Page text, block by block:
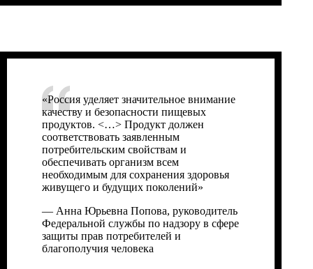
«Россия уделяет значительное внимание
качеству и безопасности пищевых
продуктов. <…> Продукт должен
соответствовать заявленным
потребительским свойствам и
обеспечивать организм всем
необходимым для сохранения здоровья
живущего и будущих поколений»
— Анна Юрьевна Попова, руководитель
Федеральной службы по надзору в сфере
защиты прав потребителей и
благополучия человека